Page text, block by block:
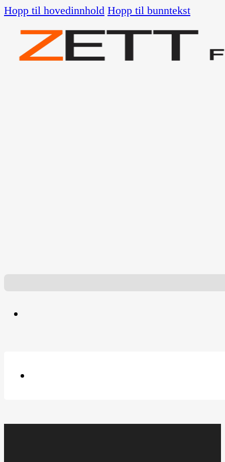
Hopp til hovedinnhold Hopp til bunntekst